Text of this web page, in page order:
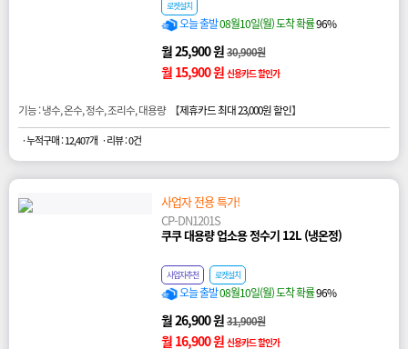
로켓설치
오늘 출발08월10일(월) 도착 확률96%
월 25,900 원30,900원
월 15,900 원 신용카드 할인가
기능 : 냉수, 온수, 정수, 조리수, 대용량 【제휴카드 최대 23,000원 할인】
· 누적구매 : 12,407개 · 리뷰 : 0건
사업자 전용 특가!
CP-DN1201S
쿠쿠 대용량 업소용 정수기 12L (냉온정)
사업자추천 로켓설치
오늘 출발08월10일(월) 도착 확률96%
월 26,900 원31,900원
월 16,900 원 신용카드 할인가